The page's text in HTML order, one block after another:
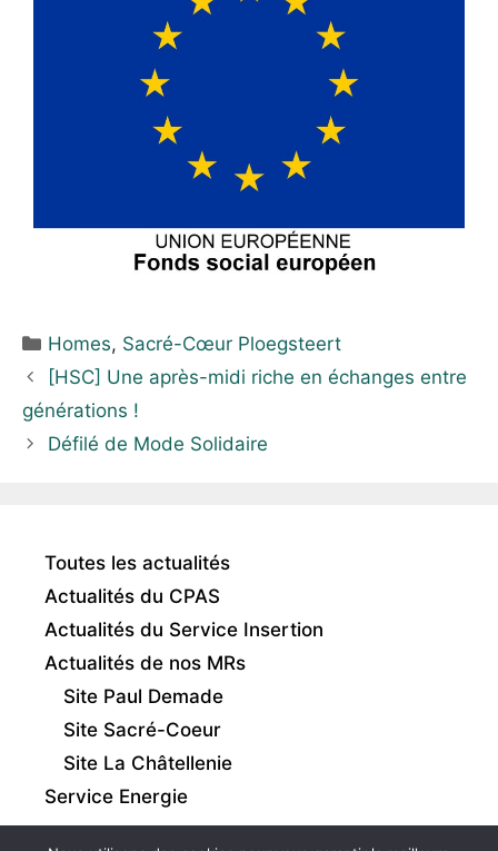
Homes, Sacré-Cœur Ploegsteert
[HSC] Une après-midi riche en échanges entre
générations !
Défilé de Mode Solidaire
Toutes les actualités
Actualités du CPAS
Actualités du Service Insertion
Actualités de nos MRs
Site Paul Demade
Site Sacré-Coeur
Site La Châtellenie
Service Energie